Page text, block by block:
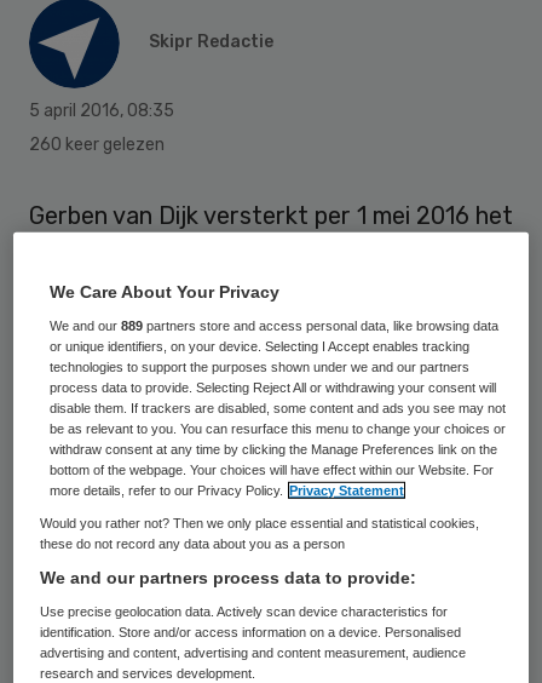
Skipr Redactie
5 april 2016, 08:35
260 keer gelezen
Gerben van Dijk versterkt per 1 mei 2016 het
platform voor maatschappelijk vastgoed. Hij
is nu nog directeur van het
Vastgoedjournaal Netwerk Platform.
Zijn inhoudelijke kennis ligt op thema’s als
onderhoud, renovatie, transformatie en
verduurzaming. Eerder werkte hij bij
SBRCURnet, Vernieuwing Bouw en de
Bouwcampus. Hij is voorzitter van het
Herbestemmingsteam next generation.
Volgens Bouwstenen is hij een “goede
aanvulling qua inhoud en netwerk om de
We Care About Your Privacy
We and our889 partners store and access personal data, like browsing data
or unique identifiers, on your device. Selecting I Accept enables tracking
technologies to support the purposes shown under we and our partners
process data to provide. Selecting Reject All or withdrawing your consent will
disable them. If trackers are disabled, some content and ads you see may not
be as relevant to you. You can resurface this menu to change your choices or
withdraw consent at any time by clicking the Manage Preferences link on the
bottom of the webpage. Your choices will have effect within our Website. For
more details, refer to our Privacy Policy.
Privacy Statement
Would you rather not? Then we only place essential and statistical cookies,
these do not record any data about you as a person
We and our partners process data to provide:
Use precise geolocation data. Actively scan device characteristics for
identification. Store and/or access information on a device. Personalised
advertising and content, advertising and content measurement, audience
research and services development.